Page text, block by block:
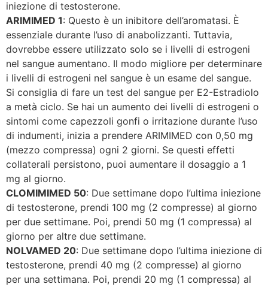
iniezione di testosterone.
ARIMIMED 1: Questo è un inibitore dell’aromatasi. È
essenziale durante l’uso di anabolizzanti. Tuttavia,
dovrebbe essere utilizzato solo se i livelli di estrogeni
nel sangue aumentano. Il modo migliore per determinare
i livelli di estrogeni nel sangue è un esame del sangue.
Si consiglia di fare un test del sangue per E2-Estradiolo
a metà ciclo. Se hai un aumento dei livelli di estrogeni o
sintomi come capezzoli gonfi o irritazione durante l’uso
di indumenti, inizia a prendere ARIMIMED con 0,50 mg
(mezzo compressa) ogni 2 giorni. Se questi effetti
collaterali persistono, puoi aumentare il dosaggio a 1
mg al giorno.
CLOMIMIMED 50: Due settimane dopo l’ultima iniezione
di testosterone, prendi 100 mg (2 compresse) al giorno
per due settimane. Poi, prendi 50 mg (1 compressa) al
giorno per altre due settimane.
NOLVAMED 20: Due settimane dopo l’ultima iniezione di
testosterone, prendi 40 mg (2 compresse) al giorno
per una settimana. Poi, prendi 20 mg (1 compressa) al